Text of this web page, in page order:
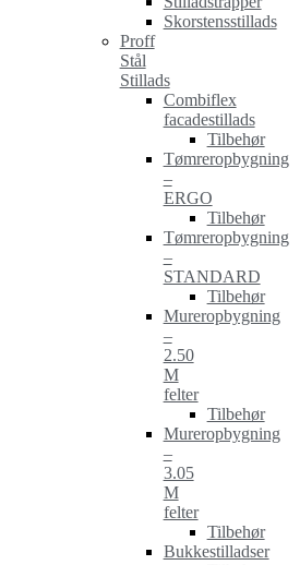
Skorstensstillads
Proff
Stål
Stillads
Combiflex
facadestillads
Tilbehør
Tømreropbygning
–
ERGO
Tilbehør
Tømreropbygning
–
STANDARD
Tilbehør
Mureropbygning
–
2.50
M
felter
Tilbehør
Mureropbygning
–
3.05
M
felter
Tilbehør
Bukkestilladser